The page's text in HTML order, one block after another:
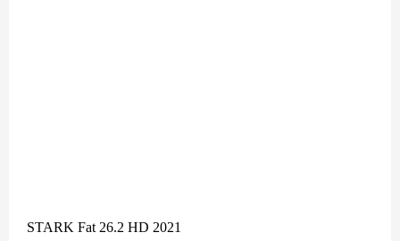
STARK Fat 26.2 HD 2021